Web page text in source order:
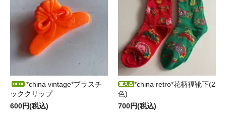
*china vintage*プラスチ
ッククリップ
600円(税込)
*china retro*花柄福靴下(2
色)
700円(税込)